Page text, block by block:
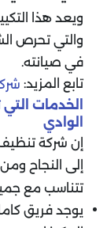
ويعد هذا
والتي تحرص
في صيانته.
تابع المزيد:
الخدمات
الوادي
إن شركة
إلى النجاح
تتناسب مع
يوجد فريق